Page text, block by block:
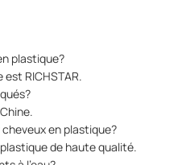
plastique?
RICHSTAR.
en plastique?
de haute qualité.